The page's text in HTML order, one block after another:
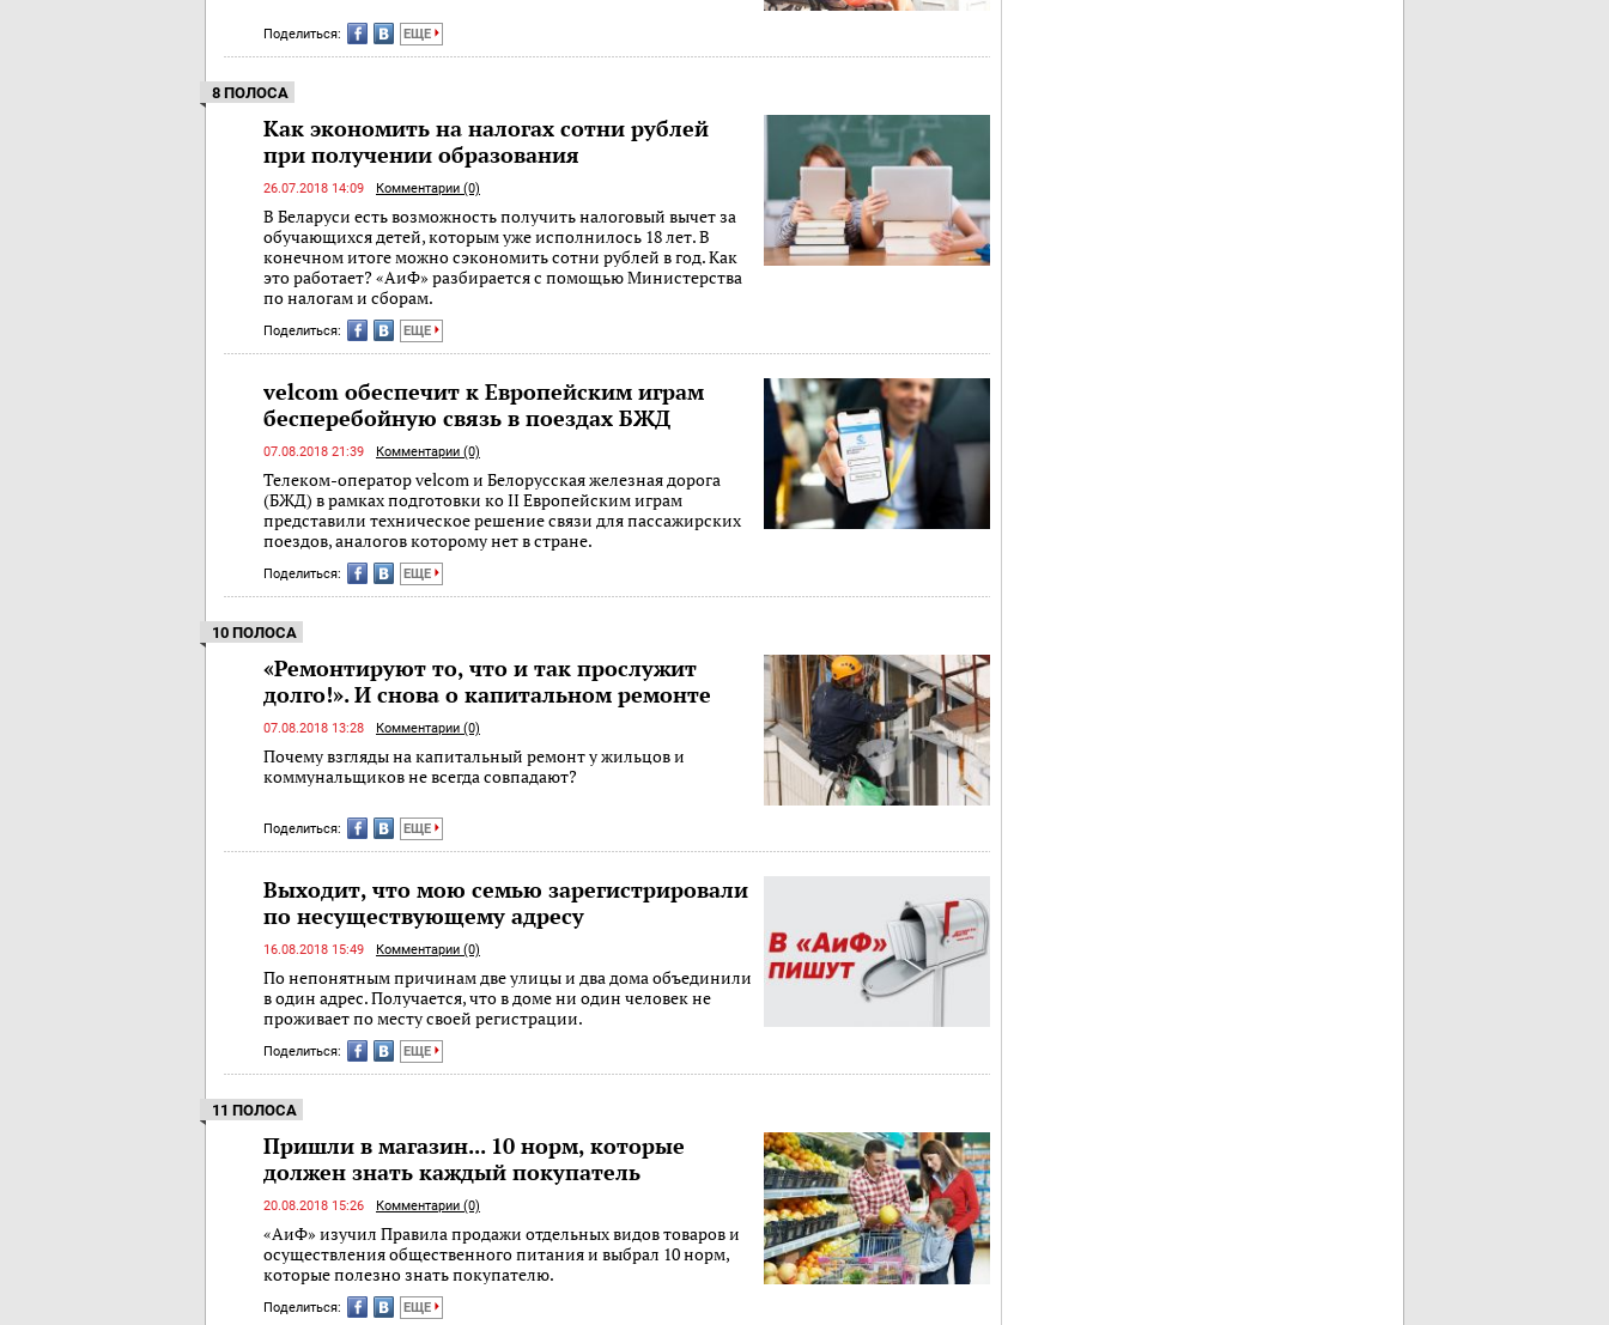
Поделиться: ЕЩЕ
8 ПОЛОСА
Как экономить на налогах сотни рублей
при получении образования
26.07.2018 14:09 Комментарии (0)
В Беларуси есть возможность получить налоговый вычет за
обучающихся детей, которым уже исполнилось 18 лет. В
конечном итоге можно сэкономить сотни рублей в год. Как
это работает? «АиФ» разбирается с помощью Министерства
по налогам и сборам.
Поделиться: ЕЩЕ
velcom обеспечит к Европейским играм
бесперебойную связь в поездах БЖД
07.08.2018 21:39 Комментарии (0)
Телеком-оператор velcom и Белорусская железная дорога
(БЖД) в рамках подготовки ко II Европейским играм
представили техническое решение связи для пассажирских
поездов, аналогов которому нет в стране.
Поделиться: ЕЩЕ
10 ПОЛОСА
«Ремонтируют то, что и так прослужит
долго!». И снова о капитальном ремонте
07.08.2018 13:28 Комментарии (0)
Почему взгляды на капитальный ремонт у жильцов и
коммунальщиков не всегда совпадают?
Поделиться: ЕЩЕ
Выходит, что мою семью зарегистрировали
по несуществующему адресу
16.08.2018 15:49 Комментарии (0)
По непонятным причинам две улицы и два дома объединили
в один адрес. Получается, что в доме ни один человек не
проживает по месту своей регистрации.
Поделиться: ЕЩЕ
11 ПОЛОСА
Пришли в магазин... 10 норм, которые
должен знать каждый покупатель
20.08.2018 15:26 Комментарии (0)
«АиФ» изучил Правила продажи отдельных видов товаров и
осуществления общественного питания и выбрал 10 норм,
которые полезно знать покупателю.
Поделиться: ЕЩЕ